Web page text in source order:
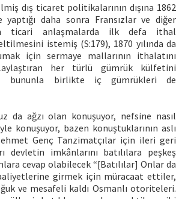
dış ticaret politikalarının dışına 1862
yaptığı daha sonra Fransızlar ve diğer
ticari anlaşmalarda ilk defa ithal
istemiş (S:179), 1870 yılında da
için sermaye mallarının ithalatını
her türlü gümrük külfetini
bununla birlikte iç gümrükleri de
da ağzı olan konuşuyor, nefsine nasıl
konuşuyor, bazen konuştuklarının aslı
Genç Tanzimatçılar için ileri geri
devletin imkânlarını batılılara peşkeş
cevap olabilecek “[Batılılar] Onlar da
girmek için müracaat ettiler,
ve mesafeli kaldı Osmanlı otoriteleri.